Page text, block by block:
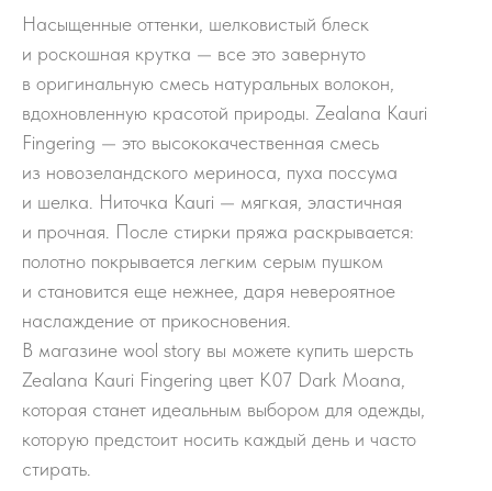
Насыщенные оттенки, шелковистый блеск
и роскошная крутка — все это завернуто
в оригинальную смесь натуральных волокон,
вдохновленную красотой природы. Zealana Kauri
Fingering — это высококачественная смесь
из новозеландского мериноса, пуха поссума
и шелка. Ниточка Kauri — мягкая, эластичная
и прочная. После стирки пряжа раскрывается:
полотно покрывается легким серым пушком
и становится еще нежнее, даря невероятное
наслаждение от прикосновения.
В магазине wool story вы можете купить шерсть
Zealana Kauri Fingering цвет K07 Dark Moana,
которая станет идеальным выбором для одежды,
которую предстоит носить каждый день и часто
стирать.